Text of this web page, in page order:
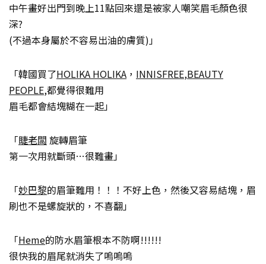
中午畫好出門到晚上11點回來還是被家人嘲笑眉毛顏色很
深?
(不過本身屬於不容易出油的膚質)」
「韓國買了HOLIKA HOLIKA ， INNISFREE,BEAUTY
PEOPLE,都覺得很難用
眉毛都會結塊糊在一起」
「睫老闆 旋轉眉筆
第一次用就斷頭…很難畫」
「妙巴黎的眉筆難用！！！不好上色，然後又容易結塊，眉
刷也不是螺旋狀的，不喜翻」
「Heme的防水眉筆根本不防啊!!!!!!
很快我的眉尾就消失了嗚嗚嗚